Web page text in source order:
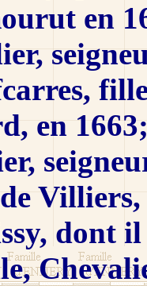
en
en
de
dont